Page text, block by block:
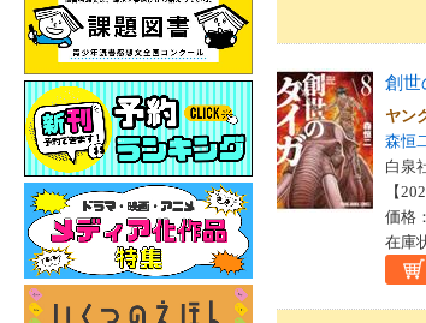
創
ヤン
森恒
白泉
【
価格
在庫